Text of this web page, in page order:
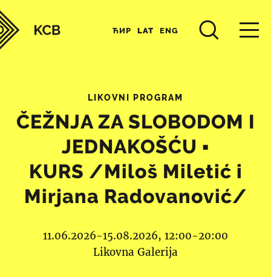
ЋИР LAT ENG
LIKOVNI PROGRAM
ČEŽNJA ZA SLOBODOM I
JEDNAKOŠĆU ▪︎
KURS /Miloš Miletić i
Mirjana Radovanović/
11.06.2026-15.08.2026, 12:00-20:00
Likovna Galerija